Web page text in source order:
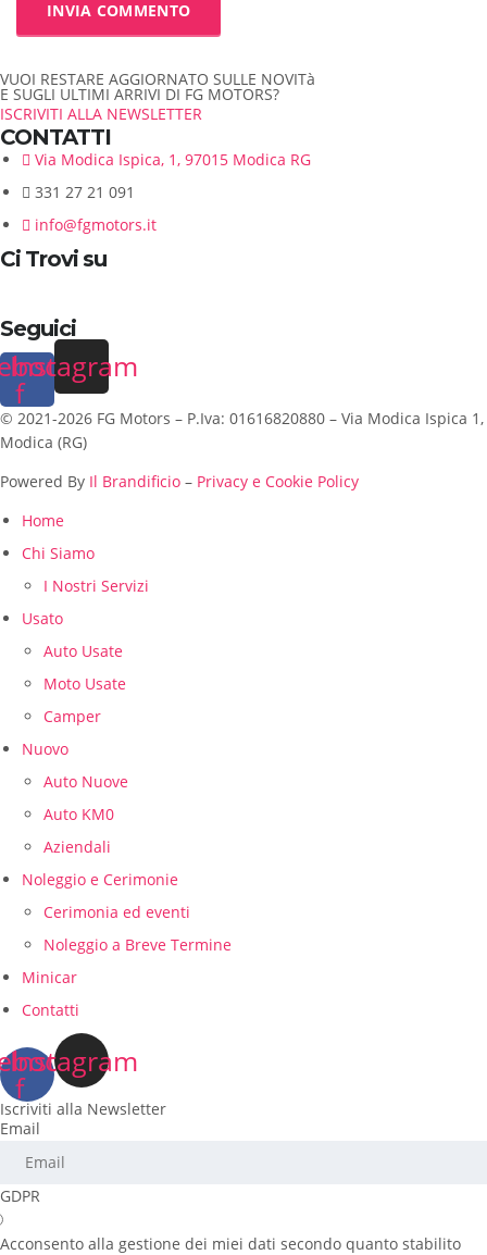
VUOI RESTARE AGGIORNATO SULLE NOVITà
E SUGLI ULTIMI ARRIVI DI FG MOTORS?
ISCRIVITI ALLA NEWSLETTER
CONTATTI
Via Modica Ispica, 1, 97015 Modica RG
331 27 21 091
info@fgmotors.it
Ci Trovi su
Seguici
f
Instagram
© 2021-2026 FG Motors – P.Iva: 01616820880 – Via Modica Ispica 1,
Modica (RG)
Powered By Il Brandificio – Privacy e Cookie Policy
Home
Chi Siamo
I Nostri Servizi
Usato
Auto Usate
Moto Usate
Camper
Nuovo
Auto Nuove
Auto KM0
Aziendali
Noleggio e Cerimonie
Cerimonia ed eventi
Noleggio a Breve Termine
Minicar
Contatti
f
Instagram
Iscriviti alla Newsletter
Email
GDPR
Acconsento alla gestione dei miei dati secondo quanto stabilito